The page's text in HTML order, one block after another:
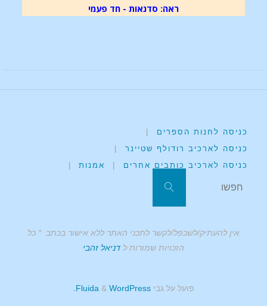
ראה: סדנאות - חד פעמי
כניסה לחנות הספרים
|
כניסה לארכיב רודולף שטיינר
|
כניסה לארכיב כותבים אחרים
| אמנות |
אין להעתיק/לשכפל/לקשר לתכני האתר ללא אישור בכתב * כל
הזכויות שמורות לדניאל זהבי
פועל על גבי Fluida
& WordPress.